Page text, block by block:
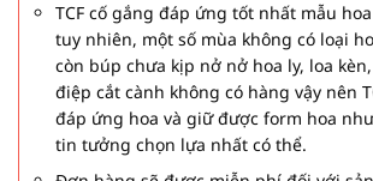
TCF cố gắng đáp ứng tốt nhất mẫu
tuy nhiên, một số mùa không có loại
còn búp chưa kịp nở nở hoa ly, loa
điệp cắt cành không có hàng vậy nên
đáp ứng hoa và giữ được form hoa
tin tưởng chọn lựa nhất có thể.